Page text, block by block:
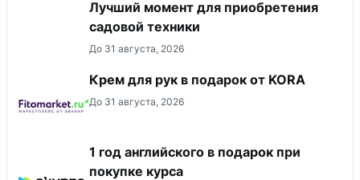
Лучший момент для приобретения
садовой техники
До 31 августа, 2026
Крем для рук в подарок от KORA
До 31 августа, 2026
1 год английского в подарок при
покупке курса